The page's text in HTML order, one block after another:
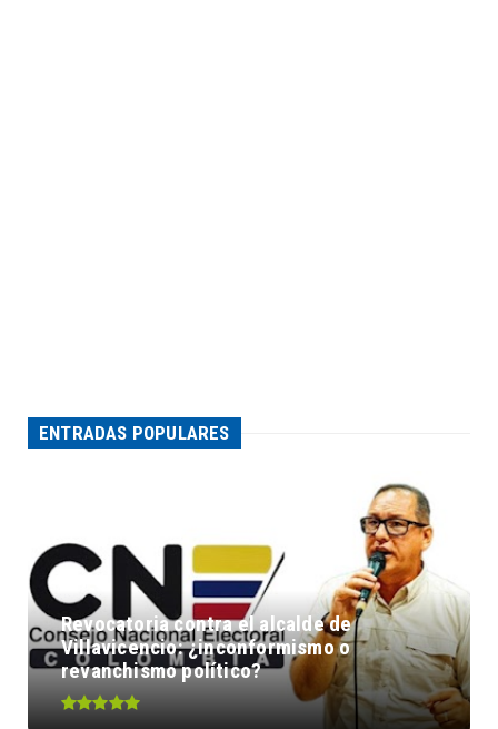
ENTRADAS POPULARES
Revocatoria contra el alcalde de
Villavicencio: ¿inconformismo o
revanchismo político?